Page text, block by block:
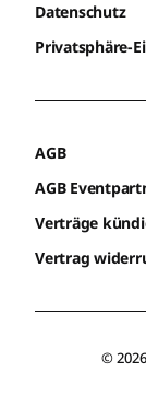
Datenschutz
Privatsphäre-
AGB
AGB
Verträge
Vertrag
©